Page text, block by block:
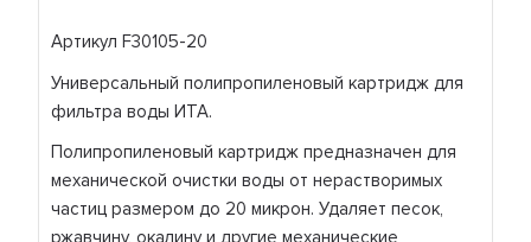
Артикул F30105-20
Универсальный полипропиленовый картридж для
фильтра воды ИТА.
Полипропиленовый картридж предназначен для
механической очистки воды от нерастворимых
частиц размером до 20 микрон. Удаляет песок,
ржавчину, окалину и другие механические